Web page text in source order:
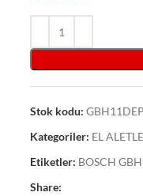
Stok kodu:
Kategoriler: EL
Etiketler: BOSCH
Share: